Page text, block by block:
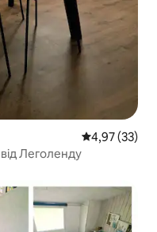
Середня
4,97 (33)
Леголенду